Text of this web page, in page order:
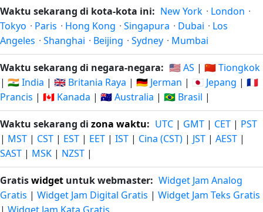
Waktu sekarang di kota-kota ini: New York · London ·
Tokyo · Paris · Hong Kong · Singapura · Dubai · Los
Angeles · Shanghai · Beijing · Sydney · Mumbai
Waktu sekarang di negara-negara: 🇺🇸 AS | 🇨🇳 Tiongkok
| 🇮🇳 India | 🇬🇧 Britania Raya | 🇩🇪 Jerman | 🇯🇵 Jepang | 🇫🇷
Prancis | 🇨🇦 Kanada | 🇦🇺 Australia | 🇧🇷 Brasil |
Waktu sekarang di zona waktu: UTC | GMT | CET | PST
| MST | CST | EST | EET | IST | Cina (CST) | JST | AEST |
SAST | MSK | NZST |
Gratiswidget untuk webmaster: Widget Jam Analog
Gratis | Widget Jam Digital Gratis | Widget Jam Teks Gratis